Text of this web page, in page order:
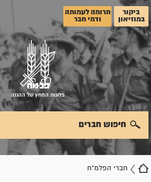
ביקור
במוזיאון
תרומה לעמותה
ודמי חבר
פלוגות המחץ של ההגנה
חברי הפלמ"ח
חיפוש חברים